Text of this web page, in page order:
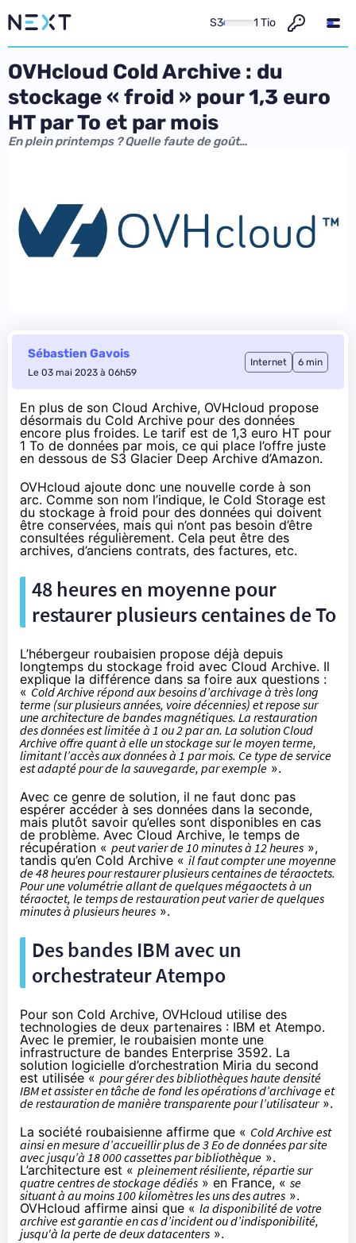
S3 1 Tio
OVHcloud Cold Archive : du
stockage « froid » pour 1,3 euro
HT par To et par mois
En plein printemps ? Quelle faute de goût…
Sébastien Gavois
Le 03 mai 2023 à 06h59
Internet 6 min
En plus de son Cloud Archive, OVHcloud propose
désormais du Cold Archive pour des données
encore plus froides. Le tarif est de 1,3 euro HT pour
1 To de données par mois, ce qui place l’offre juste
en dessous de S3 Glacier Deep Archive d’Amazon.
OVHcloud ajoute donc une nouvelle corde à son
arc. Comme son nom l’indique, le Cold Storage est
du stockage à froid pour des données qui doivent
être conservées, mais qui n’ont pas besoin d’être
consultées régulièrement. Cela peut être des
archives, d’anciens contrats, des factures, etc.
48 heures en moyenne pour
restaurer plusieurs centaines de To
L’hébergeur roubaisien propose déjà depuis
longtemps du stockage froid avec Cloud Archive. Il
explique la différence dans sa foire aux questions :
« Cold Archive répond aux besoins d’archivage à très long
terme (sur plusieurs années, voire décennies) et repose sur
une architecture de bandes magnétiques. La restauration
des données est limitée à 1 ou 2 par an. La solution Cloud
Archive offre quant à elle un stockage sur le moyen terme,
limitant l’accès aux données à 1 par mois. Ce type de service
est adapté pour de la sauvegarde, par exemple ».
Avec ce genre de solution, il ne faut donc pas
espérer accéder à ses données dans la seconde,
mais plutôt savoir qu’elles sont disponibles en cas
de problème. Avec Cloud Archive, le temps de
récupération « peut varier de 10 minutes à 12 heures »,
tandis qu’en Cold Archive « il faut compter une moyenne
de 48 heures pour restaurer plusieurs centaines de téraoctets.
Pour une volumétrie allant de quelques mégaoctets à un
téraoctet, le temps de restauration peut varier de quelques
minutes à plusieurs heures ».
Des bandes IBM avec un
orchestrateur Atempo
Pour son Cold Archive, OVHcloud utilise des
technologies de deux partenaires : IBM et Atempo.
Avec le premier, le roubaisien monte une
infrastructure de bandes Enterprise 3592. La
solution logicielle d’orchestration Miria du second
est utilisée « pour gérer des bibliothèques haute densité
IBM et assister en tâche de fond les opérations d’archivage et
de restauration de manière transparente pour l’utilisateur».
La société roubaisienne affirme que « Cold Archive est
ainsi en mesure d’accueillir plus de 3 Eo de données par site
avec jusqu’à 18 000 cassettes par bibliothèque ».
L’architecture est « pleinement résiliente, répartie sur
quatre centres de stockage dédiés » en France, « se
situant à au moins 100 kilomètres les uns des autres ».
OVHcloud affirme ainsi que « la disponibilité de votre
archive est garantie en cas d’incident ou d’indisponibilité,
jusqu'à la perte de deux datacenters ».